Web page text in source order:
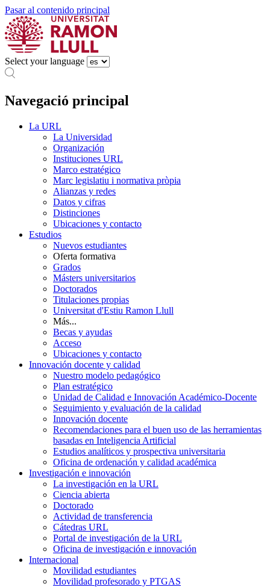
Pasar al contenido principal
Select your language
Navegació principal
La URL
La Universidad
Organización
Instituciones URL
Marco estratégico
Marc legislatiu i normativa pròpia
Alianzas y redes
Datos y cifras
Distinciones
Ubicaciones y contacto
Estudios
Nuevos estudiantes
Oferta formativa
Grados
Másters universitarios
Doctorados
Titulaciones propias
Universitat d'Estiu Ramon Llull
Más...
Becas y ayudas
Acceso
Ubicaciones y contacto
Innovación docente y calidad
Nuestro modelo pedagógico
Plan estratégico
Unidad de Calidad e Innovación Académico-Docente
Seguimiento y evaluación de la calidad
Innovación docente
Recomendaciones para el buen uso de las herramientas
basadas en Inteligencia Artificial
Estudios analíticos y prospectiva universitaria
Oficina de ordenación y calidad académica
Investigación e innovación
La investigación en la URL
Ciencia abierta
Doctorado
Actividad de transferencia
Cátedras URL
Portal de investigación de la URL
Oficina de investigación e innovación
Internacional
Movilidad estudiantes
Movilidad profesorado y PTGAS